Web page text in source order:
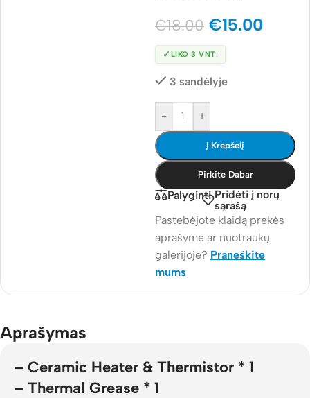
€18.00 €15.00
✓ LIKO 3 VNT.
3 sandėlyje
- +
Į Krepšelį
Pirkite Dabar
Palyginti Pridėti į norų
sąrašą
Pastebėjote klaidą prekės
aprašyme ar nuotraukų
galerijoje? Praneškite
mums
Aprašymas
– Ceramic Heater & Thermistor * 1
– Thermal Grease * 1